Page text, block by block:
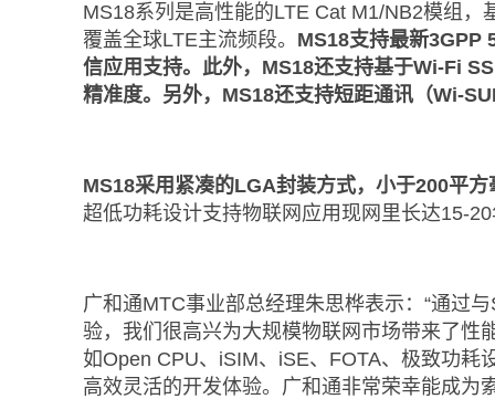
MS18系列是高性能的LTE Cat M1/NB2模组
覆盖全球LTE主流频段。 MS18支持最新3GPP
信应用支持。此外，MS18还支持基于Wi-Fi
精准度。另外，MS18还支持短距通讯（Wi-
MS18采用紧凑的LGA封装方式，小于200平
超低功耗设计支持物联网应用现网里长达15-
广和通MTC事业部总经理朱思桦表示：“通过
验，我们很高兴为大规模物联网市场带来了性
如Open CPU、iSIM、iSE、FOTA、极致功耗
高效灵活的开发体验。广和通非常荣幸能成为